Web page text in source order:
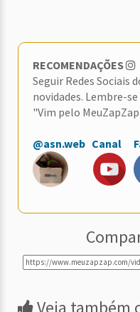
RECOMENDAÇÕES
Seguir Redes Sociais
novidades. Lembre-
"Vim pelo
@asn.web Canal
Veja também